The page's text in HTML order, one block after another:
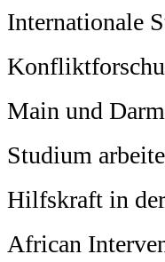
Internationale
Main und
Studium
Hilfskraft in
African